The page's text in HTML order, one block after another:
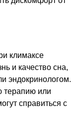
климаксе
и качество сна,
эндокринологом.
терапию или
справиться с